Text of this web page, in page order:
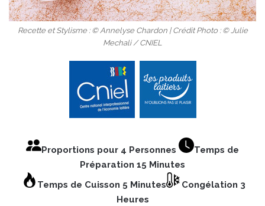
Recette et Stylisme : © Annelyse Chardon | Crédit Photo : © Julie
Mechali / CNIEL
Proportions pour 4 Personnes
Temps de
Préparation 15 Minutes
Temps de Cuisson 5 Minutes
Congélation 3
Heures